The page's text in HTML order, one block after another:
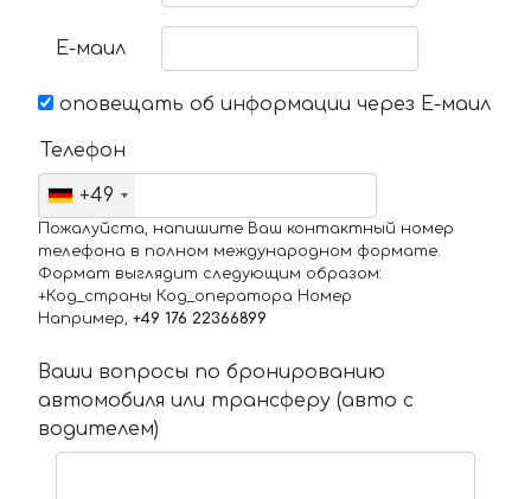
Е-маил
оповещать об информации через Е-маил
Телефон
+49
Пожалуйста, напишите Ваш контактный номер
телефона в полном международном формате.
Формат выглядит следующим образом:
+Код_страны Код_оператора Номер
Например, +49 176 22366899
Ваши вопросы по бронированию
автомобиля или трансферу (авто с
водителем)